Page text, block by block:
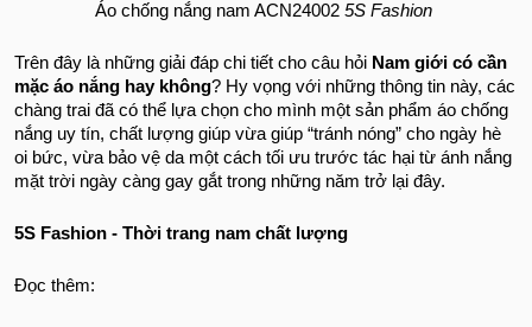
Áo chống nắng nam ACN24002 5S Fashion
Trên đây là những giải đáp chi tiết cho câu hỏi Nam giới có cần
mặc áo nắng hay không? Hy vọng với những thông tin này, các
chàng trai đã có thể lựa chọn cho mình một sản phẩm áo chống
nắng uy tín, chất lượng giúp vừa giúp “tránh nóng” cho ngày hè
oi bức, vừa bảo vệ da một cách tối ưu trước tác hại từ ánh nắng
mặt trời ngày càng gay gắt trong những năm trở lại đây.
5S Fashion - Thời trang nam chất lượng
Đọc thêm: